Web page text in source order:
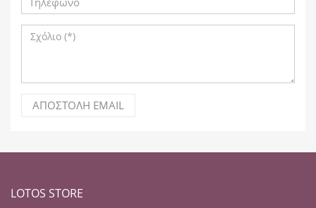
ΑΠΟΣΤΟΛΉ EMAIL
LOTOS STORE